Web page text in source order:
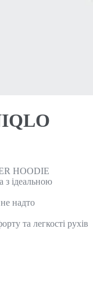
HOODIE
з ідеальною
надто
та легкості рухів